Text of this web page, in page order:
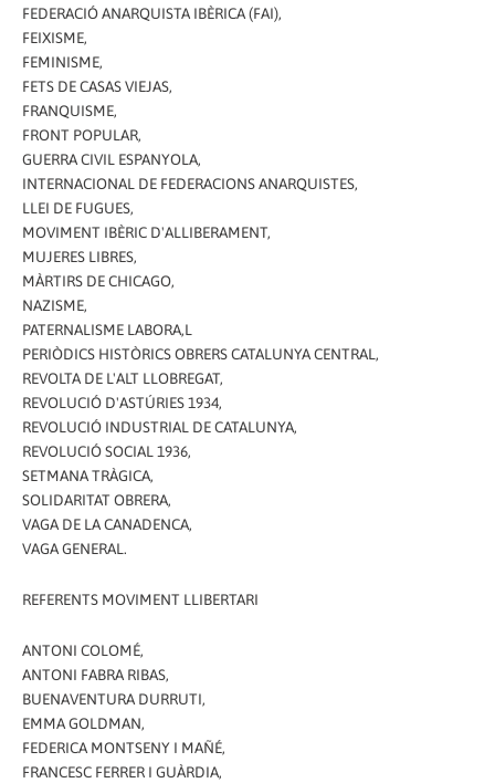
FEDERACIÓ ANARQUISTA IBÈRICA (FAI),
FEIXISME,
FEMINISME,
FETS DE CASAS VIEJAS,
FRANQUISME,
FRONT POPULAR,
GUERRA CIVIL ESPANYOLA,
INTERNACIONAL DE FEDERACIONS ANARQUISTES,
LLEI DE FUGUES,
MOVIMENT IBÈRIC D'ALLIBERAMENT,
MUJERES LIBRES,
MÀRTIRS DE CHICAGO,
NAZISME,
PATERNALISME LABORA,L
PERIÒDICS HISTÒRICS OBRERS CATALUNYA CENTRAL,
REVOLTA DE L'ALT LLOBREGAT,
REVOLUCIÓ D'ASTÚRIES 1934,
REVOLUCIÓ INDUSTRIAL DE CATALUNYA,
REVOLUCIÓ SOCIAL 1936,
SETMANA TRÀGICA,
SOLIDARITAT OBRERA,
VAGA DE LA CANADENCA,
VAGA GENERAL.
REFERENTS MOVIMENT LLIBERTARI
ANTONI COLOMÉ,
ANTONI FABRA RIBAS,
BUENAVENTURA DURRUTI,
EMMA GOLDMAN,
FEDERICA MONTSENY I MAÑÉ,
FRANCESC FERRER I GUÀRDIA,